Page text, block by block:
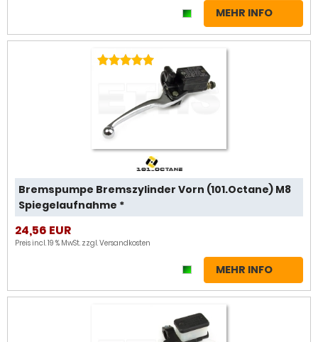
MEHR INFO
Bremspumpe Bremszylinder Vorn (101.Octane) M8
Spiegelaufnahme *
24,56 EUR
Preis incl. 19 % MwSt. zzgl.Versandkosten
MEHR INFO